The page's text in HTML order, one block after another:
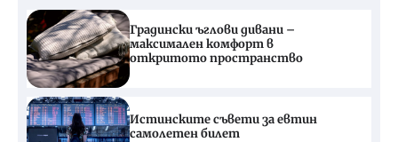
Градински ъглови дивани –
максимален комфорт в
откритото пространство
Истинските съвети за евтин
самолетен билет